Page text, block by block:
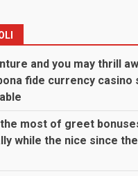
and you may thrill
fide currency casino
the most of greet
while the nice since